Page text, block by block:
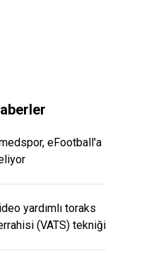
eFootball'a
yardımlı toraks
(VATS) tekniği